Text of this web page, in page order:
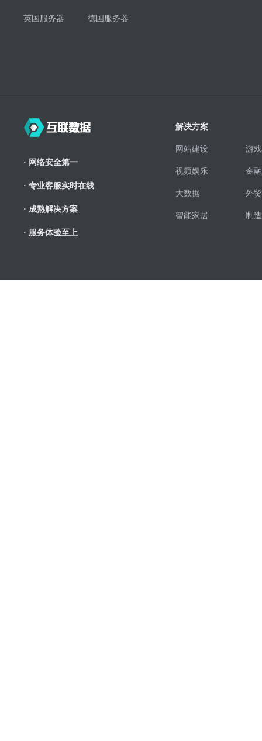
英国服务器 德国服务器
· 网络安全第一
· 专业客服实时在线
· 成熟解决方案
· 服务体验至上
解决方案
网站建设 游
视频娱乐 金
大数据 外
智能家居 制